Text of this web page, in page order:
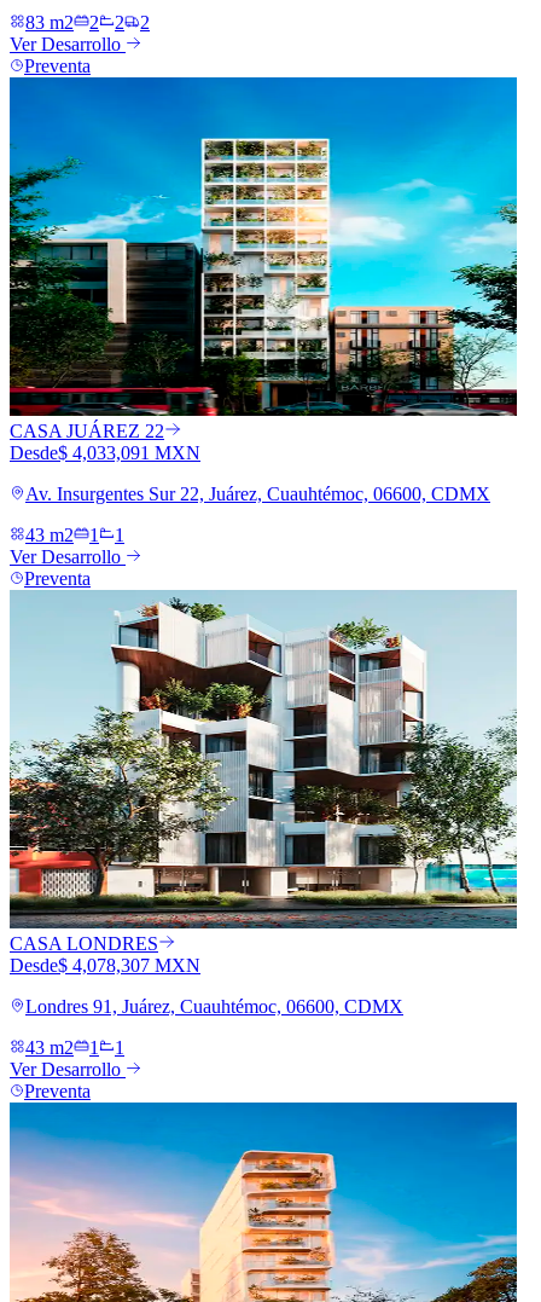
83 m2 2 2
2
Ver Desarrollo
Preventa
CASA JUÁREZ 22
Desde$ 4,033,091 MXN
Av. Insurgentes Sur 22, Juárez, Cuauhtémoc, 06600, CDMX
43 m2
1
1
Ver Desarrollo
Preventa
CASA LONDRES
Desde$ 4,078,307 MXN
Londres 91, Juárez, Cuauhtémoc, 06600, CDMX
43 m2
1
1
Ver Desarrollo
Preventa